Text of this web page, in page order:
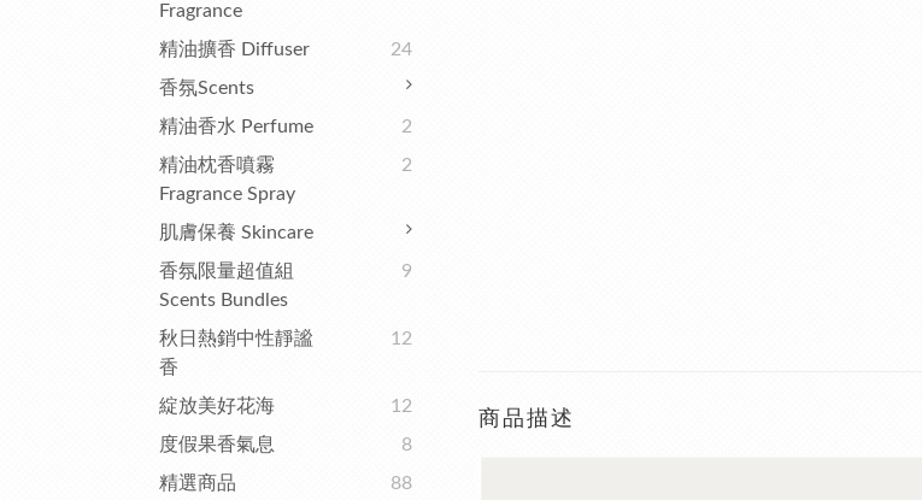
Fragrance
精油擴香 Diffuser
24
香氛Scents
精油香水 Perfume
2
精油枕香噴霧
Fragrance Spray
2
肌膚保養 Skincare
香氛限量超值組
Scents Bundles
9
秋日熱銷中性靜謐
香
12
綻放美好花海
12
度假果香氣息
8
精選商品
88
商品描述